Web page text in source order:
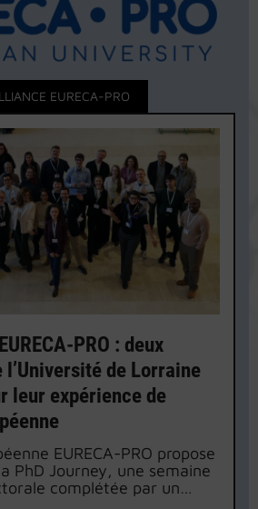
EURECA-PRO
PRO : deux
de Lorraine
leur expérience de
EURECA-PRO propose
PhD Journey, une semaine
complétée par un